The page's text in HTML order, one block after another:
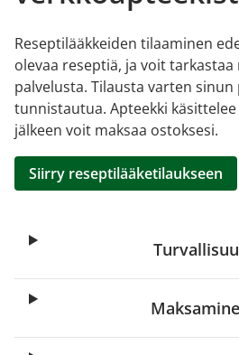
Reseptilääkkeiden tilaaminen
olevaa reseptiä, ja voit tarkastaa
palvelusta. Tilausta varten sinun
tunnistautua. Apteekki
jälkeen voit maksaa ostoksesi.
Siirry reseptilääketilaukseen